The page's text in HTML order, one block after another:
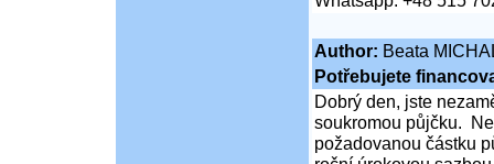
Author: Beata
Potřebujete
Dobrý den, jste
soukromou půjčku.
požadovanou částku